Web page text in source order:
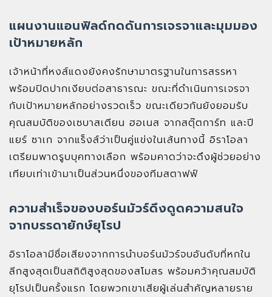
แผนงานแอนฟิลด์กดดันการเจรจาและมุมมอง
เป้าหมายหลัก
เจ้าหน้าที่หงส์แดงยังคงรักษามาตรฐานในการสรรหา
พร้อมปิดปากเงียบต่อสาธารณะ ขณะที่ดำเนินการเจรจา
กับเป้าหมายหลักอย่างรวดเร็ว ขณะเดียวกันยังยอมรับ
คุณสมบัติของเซบาสเตียน ฮอเนส จากสตุ๊ตการ์ท และปี
แยร์ ซาเก จากแร็งส์ว่าเป็นคู่แข่งในเส้นทางนี้ อิราโอลา
เตรียมพาดรูบบุคทางเลือก พร้อมคาดว่าจะดึงผู้ช่วยอย่าง
เทียบเท่าเข้ามาเป็นส่วนหนึ่งของทีมสตาฟฟ์
ความสำเร็จของบอร์นมัวร์ดึงดูดความสนใจ
จากบรรดายักษ์ยุโรป
อิราโอลามีชื่อเสียงจากการนำบอร์นมัวร์จบอันดับที่หกใน
ลีกสูงสุดเป็นสถิติสูงสุดของสโมสร พร้อมคว้าคุณสมบัติ
ยุโรปเป็นครั้งแรก โดยพวกเขาเสียผู้เล่นสำคัญหลายราย